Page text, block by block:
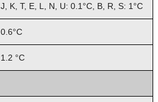
J, K, T, E, L, N, U: 0.1°C, B, R, S: 1°C
0.6°C
1.2 °C